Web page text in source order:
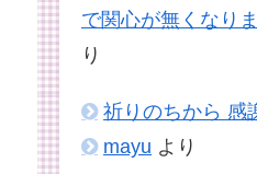
で関心が無くなり
り
祈りのちから 感
mayu より